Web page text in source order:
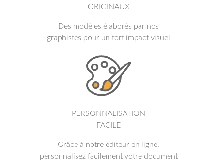
ORIGINAUX
Des modèles élaborés par nos
graphistes pour un fort impact visuel
PERSONNALISATION
FACILE
Grâce à notre éditeur en ligne,
personnalisez facilement votre document